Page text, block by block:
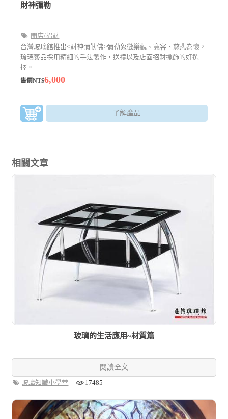
財神彌勒
開店/招財
台灣玻璃館推出<財神彌勒佛>彌勒象徵樂觀、寬容、慈悲為懷，
琉璃藝品採用精細的手法製作，送禮以及店面招財擺飾的好選
擇。
售價NT$6,000
了解產品
相關文章
玻璃的生活應用~材質篇
閱讀全文
玻璃知識小學堂
17485